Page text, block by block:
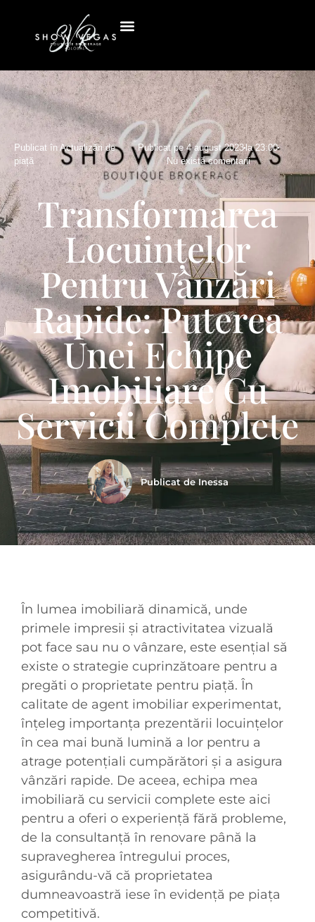
Publicat în Actualizări de
piață
Publicat pe4 august 2023la 23:00
Nu există comentarii
Transformarea
Locuințelor
Pentru Vânzări
Rapide: Puterea
Unei Echipe
Imobiliare Cu
Servicii Complete
Publicat deInessa
În lumea imobiliară dinamică, unde
primele impresii și atractivitatea vizuală
pot face sau nu o vânzare, este esențial să
existe o strategie cuprinzătoare pentru a
pregăti o proprietate pentru piață. În
calitate de agent imobiliar experimentat,
înțeleg importanța prezentării locuințelor
în cea mai bună lumină a lor pentru a
atrage potențiali cumpărători și a asigura
vânzări rapide. De aceea, echipa mea
imobiliară cu servicii complete este aici
pentru a oferi o experiență fără probleme,
de la consultanță în renovare până la
supravegherea întregului proces,
asigurându-vă că proprietatea
dumneavoastră iese în evidență pe piața
competitivă.